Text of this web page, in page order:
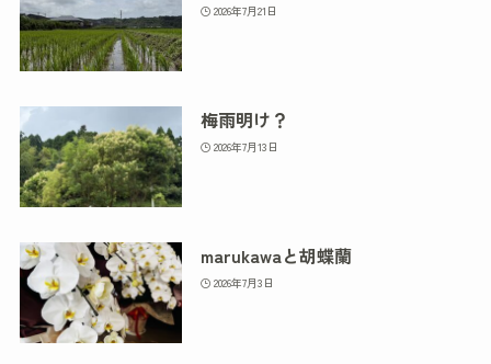
2026年7月21日
梅雨明け？
2026年7月13日
marukawaと胡蝶蘭
2026年7月3日